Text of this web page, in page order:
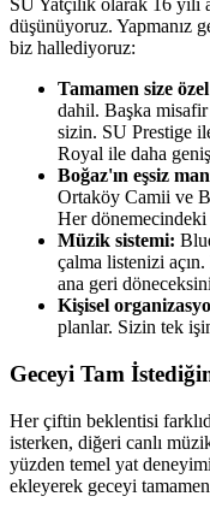
SU Yatçılık olarak 16
düşünüyoruz. Yapmanız
biz hallediyoruz:
Tamamen size
dahil. Başka misafir
sizin. SU Prestige
Royal ile daha
Boğaz'ın eşsiz
Ortaköy Camii ve
Her dönemecindeki
Müzik sistemi:
çalma listenizi açın.
ana geri
Kişisel
planlar. Sizin tek
Geceyi Tam
Her çiftin beklentisi
isterken, diğeri canlı
yüzden temel yat
ekleyerek geceyi